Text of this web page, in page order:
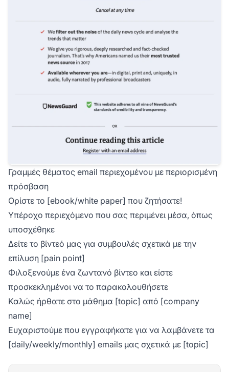
Γραμμές θέματος email περιεχομένου με περιορισμένη
πρόσβαση
Ορίστε το [ebook/white paper] που ζητήσατε!
Υπέροχο περιεχόμενο που σας περιμένει μέσα, όπως
υποσχέθηκε
Δείτε το βίντεό μας για συμβουλές σχετικά με την
επίλυση [pain point]
Φιλοξενούμε ένα ζωντανό βίντεο και είστε
προσκεκλημένοι να το παρακολουθήσετε
Καλώς ήρθατε στο μάθημα [topic] από [company
name]
Ευχαριστούμε που εγγραφήκατε για να λαμβάνετε τα
[daily/weekly/monthly] emails μας σχετικά με [topic]